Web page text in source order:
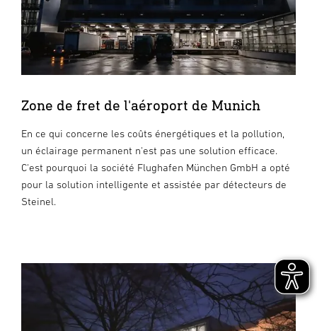
Zone de fret de l'aéroport de Munich
En ce qui concerne les coûts énergétiques et la pollution,
un éclairage permanent n'est pas une solution efficace.
C'est pourquoi la société Flughafen München GmbH a opté
pour la solution intelligente et assistée par détecteurs de
Steinel.